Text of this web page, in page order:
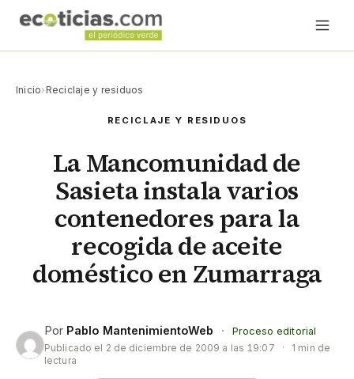
Inicio› Reciclaje y residuos
RECICLAJE Y RESIDUOS
La Mancomunidad de
Sasieta instala varios
contenedores para la
recogida de aceite
doméstico en Zumarraga
Por Pablo MantenimientoWeb ·
Proceso editorial
Publicado el 2 de diciembre de 2009 a las 19:07 ·
1 min de
lectura